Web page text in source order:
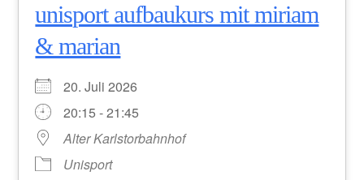
unisport aufbaukurs mit miriam
& marian
20. Juli 2026
20:15 - 21:45
Alter Karlstorbahnhof
Unisport